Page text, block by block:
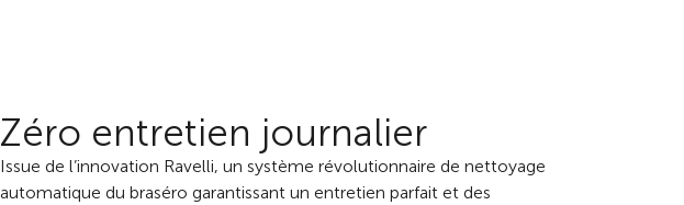
Zéro entretien journalier
Issue de l’innovation Ravelli, un système révolutionnaire de nettoyage
automatique du braséro garantissant un entretien parfait et des